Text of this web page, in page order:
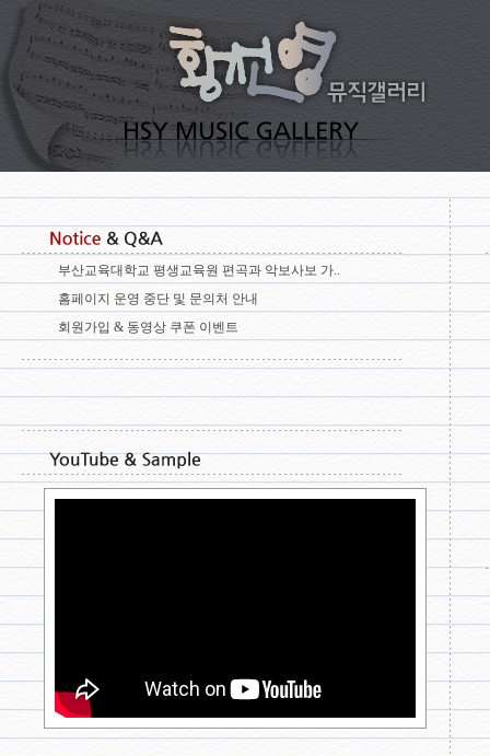
부산교육대학교 평생교육원 편곡과 악보사보 가..
홈페이지 운영 중단 및 문의처 안내
회원가입 & 동영상 쿠폰 이벤트